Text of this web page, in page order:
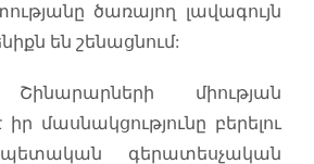
ծառայող լավագույն
են շենացնում:
միության
մասնակցությունը բերելու
գերատեսչական